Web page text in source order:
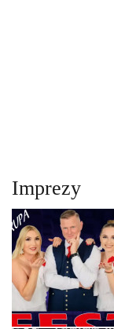
Imprezy